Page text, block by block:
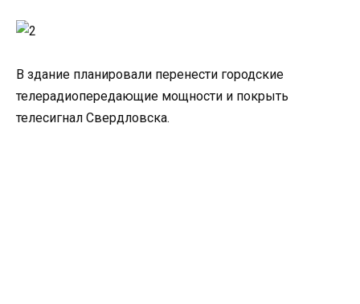
В здание планировали перенести городские
телерадиопередающие мощности и покрыть
телесигнал Свердловска.